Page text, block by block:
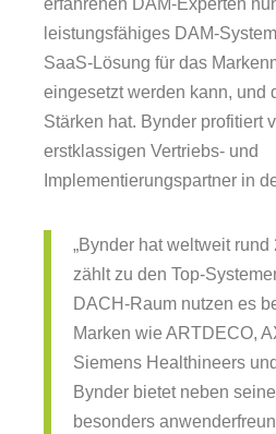
erfahrenen DAM-Experten
leistungsfähiges DAM-
SaaS-Lösung für das
eingesetzt werden kann, und
Stärken hat. Bynder profitiert
erstklassigen Vertriebs- und
Implementierungspartner in
„Bynder hat weltweit
zählt zu den Top-
DACH-Raum nutzen es
Marken wie ARTDECO,
Siemens Healthineers
Bynder bietet neben
besonders